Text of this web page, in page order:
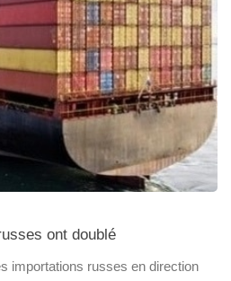
ont doublé
importations russes en direction